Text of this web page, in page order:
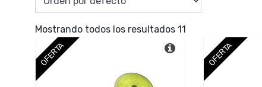
Mostrando todos los resultados 11
OFERTA OFERTA